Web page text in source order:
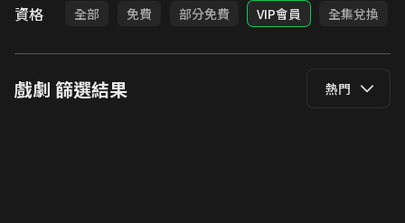
資格 全部 免費 部分免費 VIP會員 全集兌換
戲劇 篩選結果 熱門